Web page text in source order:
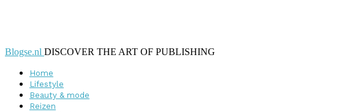
Blogse.nl DISCOVER THE ART OF PUBLISHING
Home
Lifestyle
Beauty & mode
Reizen